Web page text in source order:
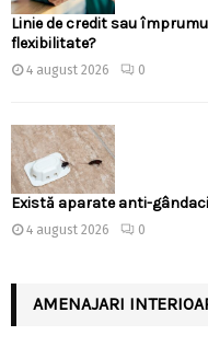
Linie de credit sau
flexibilitate?
4 august 2026 0
Există aparate anti-
4 august 2026 0
AMENAJARI